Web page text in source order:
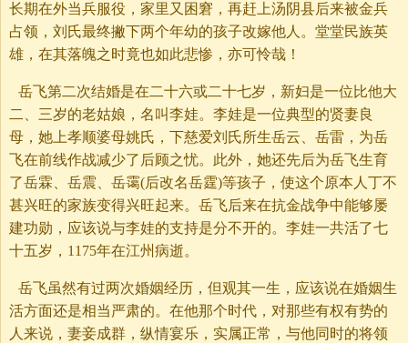
长期在外当兵服役，家里又困窘，再赶上汤阴县后来被金兵
占领，刘氏最终撇下两个年幼的孩子改嫁他人。堂堂民族英
雄，在其落魄之时竟也如此悲惨，亦可怜哉！
岳飞第二次结婚是在二十六或二十七岁，新妇是一位比他大
二、三岁的老姑娘，名叫李娃。李娃是一位典型的贤妻良
母，她上孝顺婆母姚氏，下慈爱刘氏所生岳云、岳雷，为岳
飞在前线作战减少了后顾之忧。此外，她还先后为岳飞生育
了岳霖、岳震、岳霭(后改名岳霆)等孩子，使这个原本人丁不
甚兴旺的家族变得兴旺起来。岳飞后来在抗金战争中能够屡
建功勋，应该说与李娃的支持是分不开的。李娃一共活了七
十五岁，1175年在江州病逝。
岳飞虽然有过两次婚姻经历，但观其一生，应该说在婚姻生
活方面还是相当严肃的。在他那个时代，对那些有权有势的
人来说，妻妾成群，纵情宴乐，实属正常，与他同时的将领